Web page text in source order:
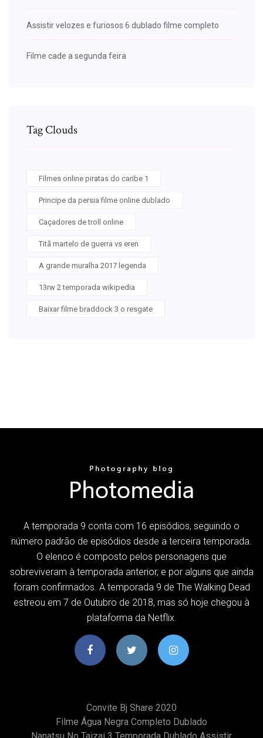
Assistir velozes e furiosos 6 dublado filme completo
Filme cade a segunda feira
Tag Clouds
Filmes online piratas do caribe 1
Principe da persia filme online dublado
Caçadores de troll online
Titã martelo de guerra vs eren
A grande muralha 2017 legenda
13rw 2 temporada wikipedia
Baixar filme braddock 3 o resgate
A temporada 9 conta com 16 episódios, seguindo o
número padrão de episódios desde a terceira temporada.
O elenco é composto pelos personagens que
sobreviveram à temporada anterior, e por alguns que ainda
foram confirmados. A temporada 9 de The Walking Dead
estreou em 7 de Outubro de 2018, mas só hoje chegou à
plataforma da Netflix.
Convite Bj Share 2020
Filme Água Negra Completo Dublado